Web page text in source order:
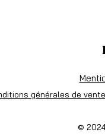
générales de
©